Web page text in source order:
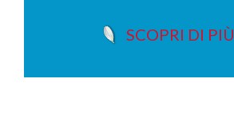
SCOPRI DI PIÙ